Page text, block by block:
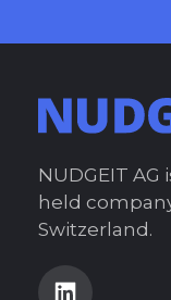
NUDGEIT
held
Switzerland.